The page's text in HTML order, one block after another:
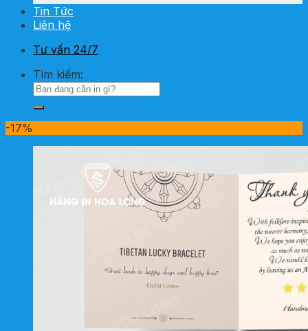
Tin Tức
Liên hệ
Tư vấn 24/7
Tìm kiếm:
-17%